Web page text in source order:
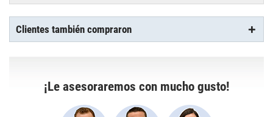
Clientes también compraron
¡Le asesoraremos con mucho gusto!